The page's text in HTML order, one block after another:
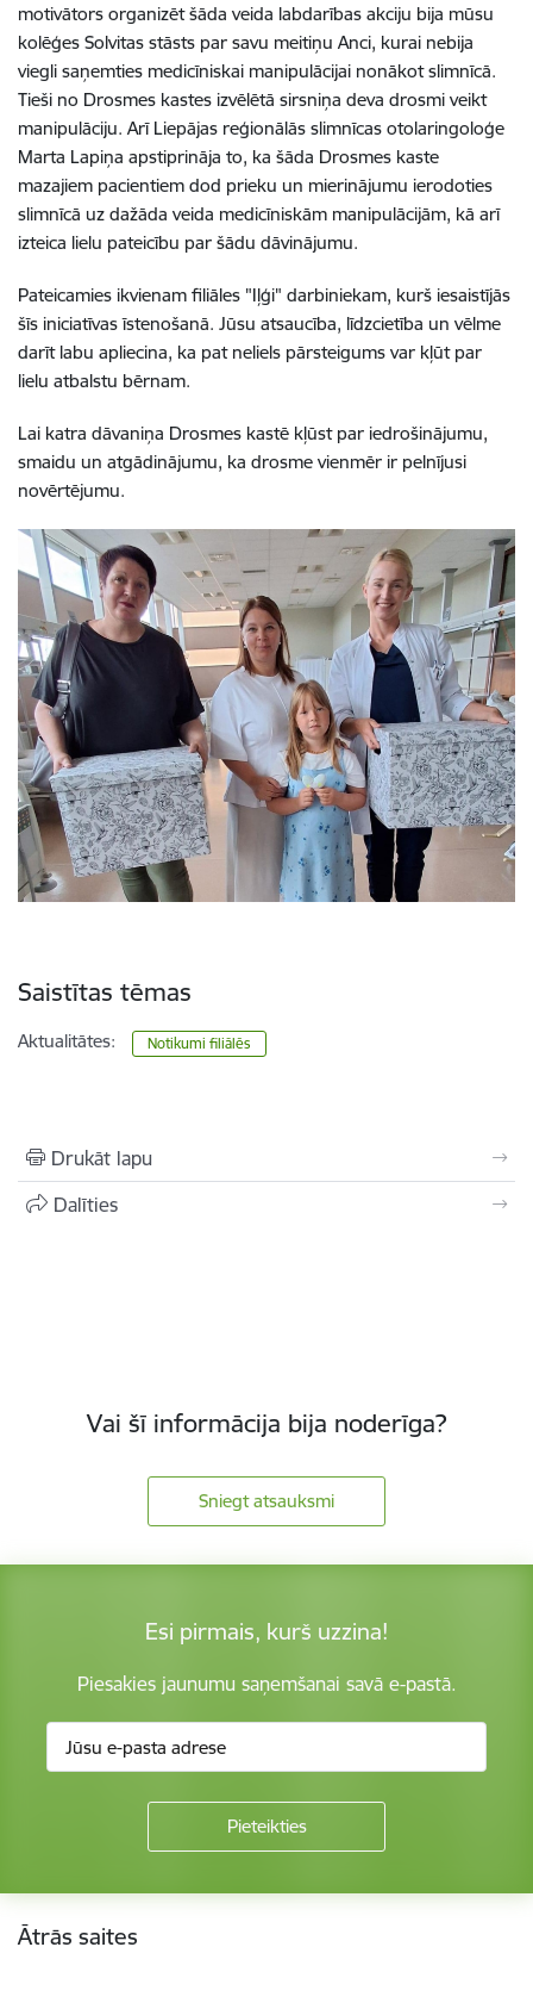
motivātors organizēt šāda veida labdarības akciju bija mūsu
kolēģes Solvitas stāsts par savu meitiņu Anci, kurai nebija
viegli saņemties medicīniskai manipulācijai nonākot slimnīcā.
Tieši no Drosmes kastes izvēlētā sirsniņa deva drosmi veikt
manipulāciju. Arī Liepājas reģionālās slimnīcas otolaringoloģe
Marta Lapiņa apstiprināja to, ka šāda Drosmes kaste
mazajiem pacientiem dod prieku un mierinājumu ierodoties
slimnīcā uz dažāda veida medicīniskām manipulācijām, kā arī
izteica lielu pateicību par šādu dāvinājumu.
Pateicamies ikvienam filiāles "Iļģi" darbiniekam, kurš iesaistījās
šīs iniciatīvas īstenošanā. Jūsu atsaucība, līdzcietība un vēlme
darīt labu apliecina, ka pat neliels pārsteigums var kļūt par
lielu atbalstu bērnam.
Lai katra dāvaniņa Drosmes kastē kļūst par iedrošinājumu,
smaidu un atgādinājumu, ka drosme vienmēr ir pelnījusi
novērtējumu.
Saistītas tēmas
Aktualitātes: Notikumi filiālēs
Drukāt lapu
Dalīties
Vai šī informācija bija noderīga?
Sniegt atsauksmi
Esi pirmais, kurš uzzina!
Piesakies jaunumu saņemšanai savā e-pastā.
Kājene
Ātrās saites